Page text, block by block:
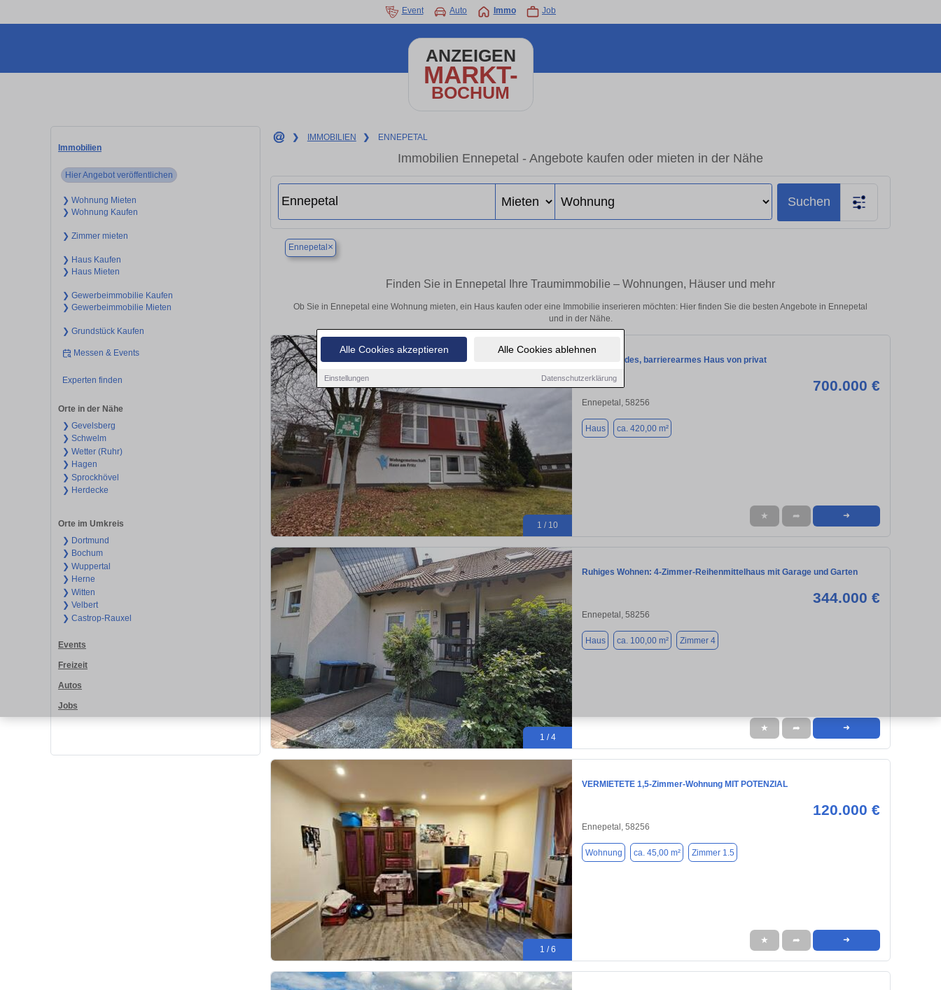
Alle Cookies akzeptieren Alle Cookies ablehnen
Einstellungen Datenschutzerklärung
Event Auto Immo Job
ANZEIGEN
MARKT-
BOCHUM
Immobilien
Hier Angebot veröffentlichen
❯ Wohnung Mieten
❯ Wohnung Kaufen
❯ Zimmer mieten
❯ Haus Kaufen
❯ Haus Mieten
❯ Gewerbeimmobilie Kaufen
❯ Gewerbeimmobilie Mieten
❯ Grundstück Kaufen
Messen & Events
Experten finden
Orte in der Nähe
❯ Gevelsberg
❯ Schwelm
❯ Wetter (Ruhr)
❯ Hagen
❯ Sprockhövel
❯ Herdecke
Orte im Umkreis
❯ Dortmund
❯ Bochum
❯ Wuppertal
❯ Herne
❯ Witten
❯ Velbert
❯ Castrop-Rauxel
Events
Freizeit
Autos
Jobs
❯ IMMOBILIEN ❯ ENNEPETAL
Immobilien Ennepetal - Angebote kaufen oder mieten in der Nähe
Suchen
Ennepetal ×
Finden Sie in Ennepetal Ihre Traumimmobilie – Wohnungen, Häuser und mehr
Ob Sie in Ennepetal eine Wohnung mieten, ein Haus kaufen oder eine Immobilie inserieren möchten: Hier finden Sie die besten Angebote in Ennepetal
und in der Nähe.
1 / 10
Freistehendes, barrierearmes Haus von privat
700.000 €
Ennepetal, 58256
Haus ca. 420,00 m²
★ ➦ ➜
1 / 4
Ruhiges Wohnen: 4-Zimmer-Reihenmittelhaus mit Garage und Garten
344.000 €
Ennepetal, 58256
Haus ca. 100,00 m² Zimmer 4
★ ➦ ➜
1 / 6
VERMIETETE 1,5-Zimmer-Wohnung MIT POTENZIAL
120.000 €
Ennepetal, 58256
Wohnung ca. 45,00 m² Zimmer 1.5
★ ➦ ➜